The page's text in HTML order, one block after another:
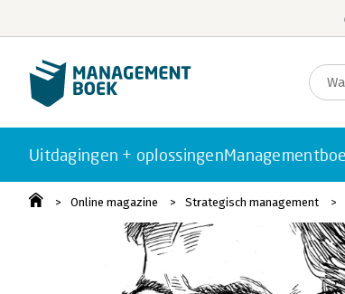
Uitdagingen + oplossingen
Online magazine Strategisch management